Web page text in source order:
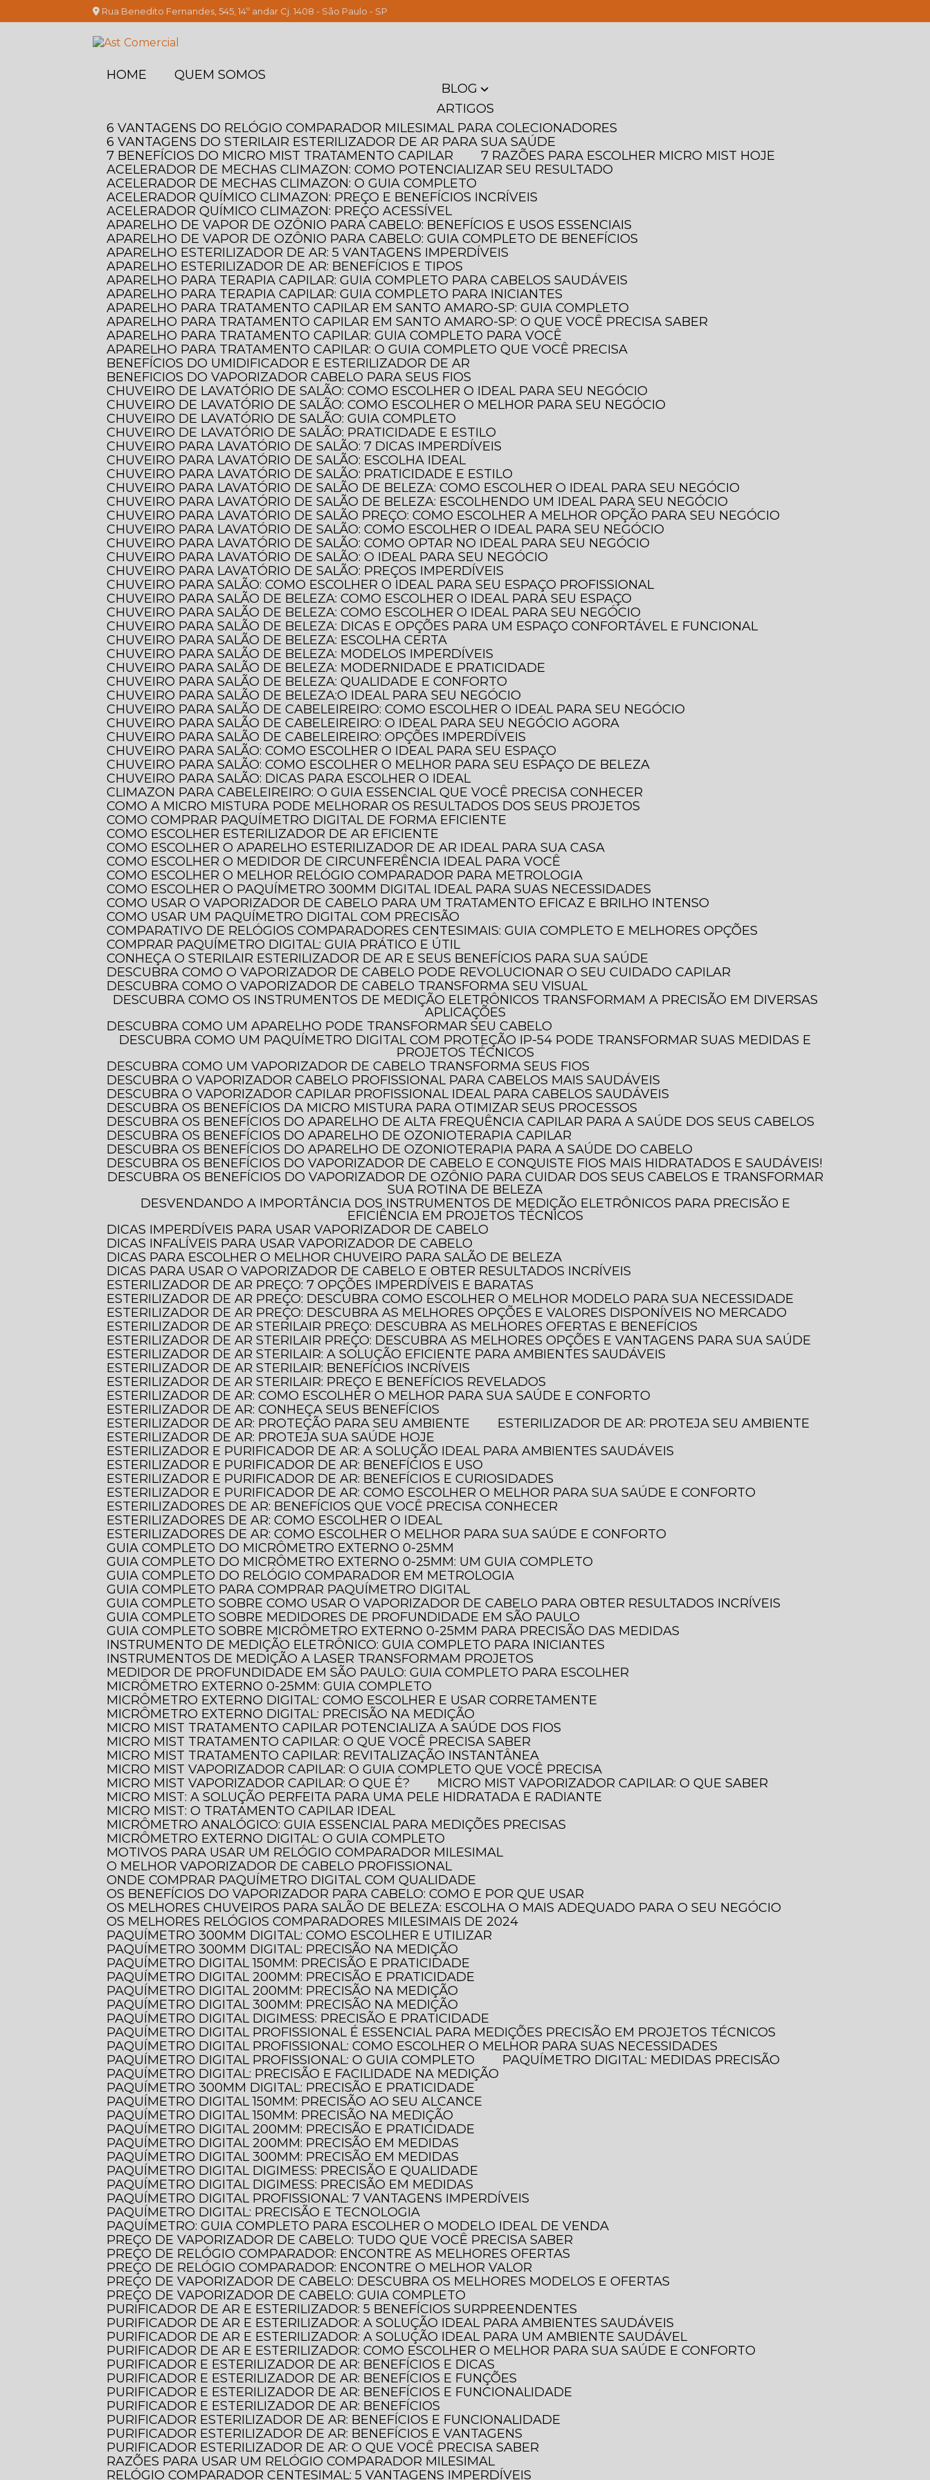
Rua Benedito Fernandes, 545, 14º andar Cj. 1408 - São Paulo - SP
HOME
QUEM SOMOS
BLOG
ARTIGOS
6 VANTAGENS DO RELÓGIO COMPARADOR MILESIMAL PARA COLECIONADORES
6 VANTAGENS DO STERILAIR ESTERILIZADOR DE AR PARA SUA SAÚDE
7 BENEFÍCIOS DO MICRO MIST TRATAMENTO CAPILAR
7 RAZÕES PARA ESCOLHER MICRO MIST HOJE
ACELERADOR DE MECHAS CLIMAZON: COMO POTENCIALIZAR SEU RESULTADO
ACELERADOR DE MECHAS CLIMAZON: O GUIA COMPLETO
ACELERADOR QUÍMICO CLIMAZON: PREÇO E BENEFÍCIOS INCRÍVEIS
ACELERADOR QUÍMICO CLIMAZON: PREÇO ACESSÍVEL
APARELHO DE VAPOR DE OZÔNIO PARA CABELO: BENEFÍCIOS E USOS ESSENCIAIS
APARELHO DE VAPOR DE OZÔNIO PARA CABELO: GUIA COMPLETO DE BENEFÍCIOS
APARELHO ESTERILIZADOR DE AR: 5 VANTAGENS IMPERDÍVEIS
APARELHO ESTERILIZADOR DE AR: BENEFÍCIOS E TIPOS
APARELHO PARA TERAPIA CAPILAR: GUIA COMPLETO PARA CABELOS SAUDÁVEIS
APARELHO PARA TERAPIA CAPILAR: GUIA COMPLETO PARA INICIANTES
APARELHO PARA TRATAMENTO CAPILAR EM SANTO AMARO-SP: GUIA COMPLETO
APARELHO PARA TRATAMENTO CAPILAR EM SANTO AMARO-SP: O QUE VOCÊ PRECISA SABER
APARELHO PARA TRATAMENTO CAPILAR: GUIA COMPLETO PARA VOCÊ
APARELHO PARA TRATAMENTO CAPILAR: O GUIA COMPLETO QUE VOCÊ PRECISA
BENEFÍCIOS DO UMIDIFICADOR E ESTERILIZADOR DE AR
BENEFICIOS DO VAPORIZADOR CABELO PARA SEUS FIOS
CHUVEIRO DE LAVATÓRIO DE SALÃO: COMO ESCOLHER O IDEAL PARA SEU NEGÓCIO
CHUVEIRO DE LAVATÓRIO DE SALÃO: COMO ESCOLHER O MELHOR PARA SEU NEGÓCIO
CHUVEIRO DE LAVATÓRIO DE SALÃO: GUIA COMPLETO
CHUVEIRO DE LAVATÓRIO DE SALÃO: PRATICIDADE E ESTILO
CHUVEIRO PARA LAVATÓRIO DE SALÃO: 7 DICAS IMPERDÍVEIS
CHUVEIRO PARA LAVATÓRIO DE SALÃO: ESCOLHA IDEAL
CHUVEIRO PARA LAVATÓRIO DE SALÃO: PRATICIDADE E ESTILO
CHUVEIRO PARA LAVATÓRIO DE SALÃO DE BELEZA: COMO ESCOLHER O IDEAL PARA SEU NEGÓCIO
CHUVEIRO PARA LAVATÓRIO DE SALÃO DE BELEZA: ESCOLHENDO UM IDEAL PARA SEU NEGÓCIO
CHUVEIRO PARA LAVATÓRIO DE SALÃO PREÇO: COMO ESCOLHER A MELHOR OPÇÃO PARA SEU NEGÓCIO
CHUVEIRO PARA LAVATÓRIO DE SALÃO: COMO ESCOLHER O IDEAL PARA SEU NEGÓCIO
CHUVEIRO PARA LAVATÓRIO DE SALÃO: COMO OPTAR NO IDEAL PARA SEU NEGÓCIO
CHUVEIRO PARA LAVATÓRIO DE SALÃO: O IDEAL PARA SEU NEGÓCIO
CHUVEIRO PARA LAVATÓRIO DE SALÃO: PREÇOS IMPERDÍVEIS
CHUVEIRO PARA SALÃO: COMO ESCOLHER O IDEAL PARA SEU ESPAÇO PROFISSIONAL
CHUVEIRO PARA SALÃO DE BELEZA: COMO ESCOLHER O IDEAL PARA SEU ESPAÇO
CHUVEIRO PARA SALÃO DE BELEZA: COMO ESCOLHER O IDEAL PARA SEU NEGÓCIO
CHUVEIRO PARA SALÃO DE BELEZA: DICAS E OPÇÕES PARA UM ESPAÇO CONFORTÁVEL E FUNCIONAL
CHUVEIRO PARA SALÃO DE BELEZA: ESCOLHA CERTA
CHUVEIRO PARA SALÃO DE BELEZA: MODELOS IMPERDÍVEIS
CHUVEIRO PARA SALÃO DE BELEZA: MODERNIDADE E PRATICIDADE
CHUVEIRO PARA SALÃO DE BELEZA: QUALIDADE E CONFORTO
CHUVEIRO PARA SALÃO DE BELEZA:O IDEAL PARA SEU NEGÓCIO
CHUVEIRO PARA SALÃO DE CABELEIREIRO: COMO ESCOLHER O IDEAL PARA SEU NEGÓCIO
CHUVEIRO PARA SALÃO DE CABELEIREIRO: O IDEAL PARA SEU NEGÓCIO AGORA
CHUVEIRO PARA SALÃO DE CABELEIREIRO: OPÇÕES IMPERDÍVEIS
CHUVEIRO PARA SALÃO: COMO ESCOLHER O IDEAL PARA SEU ESPAÇO
CHUVEIRO PARA SALÃO: COMO ESCOLHER O MELHOR PARA SEU ESPAÇO DE BELEZA
CHUVEIRO PARA SALÃO: DICAS PARA ESCOLHER O IDEAL
CLIMAZON PARA CABELEIREIRO: O GUIA ESSENCIAL QUE VOCÊ PRECISA CONHECER
COMO A MICRO MISTURA PODE MELHORAR OS RESULTADOS DOS SEUS PROJETOS
COMO COMPRAR PAQUÍMETRO DIGITAL DE FORMA EFICIENTE
COMO ESCOLHER ESTERILIZADOR DE AR EFICIENTE
COMO ESCOLHER O APARELHO ESTERILIZADOR DE AR IDEAL PARA SUA CASA
COMO ESCOLHER O MEDIDOR DE CIRCUNFERÊNCIA IDEAL PARA VOCÊ
COMO ESCOLHER O MELHOR RELÓGIO COMPARADOR PARA METROLOGIA
COMO ESCOLHER O PAQUÍMETRO 300MM DIGITAL IDEAL PARA SUAS NECESSIDADES
COMO USAR O VAPORIZADOR DE CABELO PARA UM TRATAMENTO EFICAZ E BRILHO INTENSO
COMO USAR UM PAQUÍMETRO DIGITAL COM PRECISÃO
COMPARATIVO DE RELÓGIOS COMPARADORES CENTESIMAIS: GUIA COMPLETO E MELHORES OPÇÕES
COMPRAR PAQUÍMETRO DIGITAL: GUIA PRÁTICO E ÚTIL
CONHEÇA O STERILAIR ESTERILIZADOR DE AR E SEUS BENEFÍCIOS PARA SUA SAÚDE
DESCUBRA COMO O VAPORIZADOR DE CABELO PODE REVOLUCIONAR O SEU CUIDADO CAPILAR
DESCUBRA COMO O VAPORIZADOR DE CABELO TRANSFORMA SEU VISUAL
DESCUBRA COMO OS INSTRUMENTOS DE MEDIÇÃO ELETRÔNICOS TRANSFORMAM A PRECISÃO EM DIVERSAS
APLICAÇÕES
DESCUBRA COMO UM APARELHO PODE TRANSFORMAR SEU CABELO
DESCUBRA COMO UM PAQUÍMETRO DIGITAL COM PROTEÇÃO IP-54 PODE TRANSFORMAR SUAS MEDIDAS E
PROJETOS TÉCNICOS
DESCUBRA COMO UM VAPORIZADOR DE CABELO TRANSFORMA SEUS FIOS
DESCUBRA O VAPORIZADOR CABELO PROFISSIONAL PARA CABELOS MAIS SAUDÁVEIS
DESCUBRA O VAPORIZADOR CAPILAR PROFISSIONAL IDEAL PARA CABELOS SAUDÁVEIS
DESCUBRA OS BENEFÍCIOS DA MICRO MISTURA PARA OTIMIZAR SEUS PROCESSOS
DESCUBRA OS BENEFÍCIOS DO APARELHO DE ALTA FREQUÊNCIA CAPILAR PARA A SAÚDE DOS SEUS CABELOS
DESCUBRA OS BENEFÍCIOS DO APARELHO DE OZONIOTERAPIA CAPILAR
DESCUBRA OS BENEFÍCIOS DO APARELHO DE OZONIOTERAPIA PARA A SAÚDE DO CABELO
DESCUBRA OS BENEFÍCIOS DO VAPORIZADOR DE CABELO E CONQUISTE FIOS MAIS HIDRATADOS E SAUDÁVEIS!
DESCUBRA OS BENEFÍCIOS DO VAPORIZADOR DE OZÔNIO PARA CUIDAR DOS SEUS CABELOS E TRANSFORMAR
SUA ROTINA DE BELEZA
DESVENDANDO A IMPORTÂNCIA DOS INSTRUMENTOS DE MEDIÇÃO ELETRÔNICOS PARA PRECISÃO E
EFICIÊNCIA EM PROJETOS TÉCNICOS
DICAS IMPERDÍVEIS PARA USAR VAPORIZADOR DE CABELO
DICAS INFALÍVEIS PARA USAR VAPORIZADOR DE CABELO
DICAS PARA ESCOLHER O MELHOR CHUVEIRO PARA SALÃO DE BELEZA
DICAS PARA USAR O VAPORIZADOR DE CABELO E OBTER RESULTADOS INCRÍVEIS
ESTERILIZADOR DE AR PREÇO: 7 OPÇÕES IMPERDÍVEIS E BARATAS
ESTERILIZADOR DE AR PREÇO: DESCUBRA COMO ESCOLHER O MELHOR MODELO PARA SUA NECESSIDADE
ESTERILIZADOR DE AR PREÇO: DESCUBRA AS MELHORES OPÇÕES E VALORES DISPONÍVEIS NO MERCADO
ESTERILIZADOR DE AR STERILAIR PREÇO: DESCUBRA AS MELHORES OFERTAS E BENEFÍCIOS
ESTERILIZADOR DE AR STERILAIR PREÇO: DESCUBRA AS MELHORES OPÇÕES E VANTAGENS PARA SUA SAÚDE
ESTERILIZADOR DE AR STERILAIR: A SOLUÇÃO EFICIENTE PARA AMBIENTES SAUDÁVEIS
ESTERILIZADOR DE AR STERILAIR: BENEFÍCIOS INCRÍVEIS
ESTERILIZADOR DE AR STERILAIR: PREÇO E BENEFÍCIOS REVELADOS
ESTERILIZADOR DE AR: COMO ESCOLHER O MELHOR PARA SUA SAÚDE E CONFORTO
ESTERILIZADOR DE AR: CONHEÇA SEUS BENEFÍCIOS
ESTERILIZADOR DE AR: PROTEÇÃO PARA SEU AMBIENTE
ESTERILIZADOR DE AR: PROTEJA SEU AMBIENTE
ESTERILIZADOR DE AR: PROTEJA SUA SAÚDE HOJE
ESTERILIZADOR E PURIFICADOR DE AR: A SOLUÇÃO IDEAL PARA AMBIENTES SAUDÁVEIS
ESTERILIZADOR E PURIFICADOR DE AR: BENEFÍCIOS E USO
ESTERILIZADOR E PURIFICADOR DE AR: BENEFÍCIOS E CURIOSIDADES
ESTERILIZADOR E PURIFICADOR DE AR: COMO ESCOLHER O MELHOR PARA SUA SAÚDE E CONFORTO
ESTERILIZADORES DE AR: BENEFÍCIOS QUE VOCÊ PRECISA CONHECER
ESTERILIZADORES DE AR: COMO ESCOLHER O IDEAL
ESTERILIZADORES DE AR: COMO ESCOLHER O MELHOR PARA SUA SAÚDE E CONFORTO
GUIA COMPLETO DO MICRÔMETRO EXTERNO 0-25MM
GUIA COMPLETO DO MICRÔMETRO EXTERNO 0-25MM: UM GUIA COMPLETO
GUIA COMPLETO DO RELÓGIO COMPARADOR EM METROLOGIA
GUIA COMPLETO PARA COMPRAR PAQUÍMETRO DIGITAL
GUIA COMPLETO SOBRE COMO USAR O VAPORIZADOR DE CABELO PARA OBTER RESULTADOS INCRÍVEIS
GUIA COMPLETO SOBRE MEDIDORES DE PROFUNDIDADE EM SÃO PAULO
GUIA COMPLETO SOBRE MICRÔMETRO EXTERNO 0-25MM PARA PRECISÃO DAS MEDIDAS
INSTRUMENTO DE MEDIÇÃO ELETRÔNICO: GUIA COMPLETO PARA INICIANTES
INSTRUMENTOS DE MEDIÇÃO A LASER TRANSFORMAM PROJETOS
MEDIDOR DE PROFUNDIDADE EM SÃO PAULO: GUIA COMPLETO PARA ESCOLHER
MICRÔMETRO EXTERNO 0-25MM: GUIA COMPLETO
MICRÔMETRO EXTERNO DIGITAL: COMO ESCOLHER E USAR CORRETAMENTE
MICRÔMETRO EXTERNO DIGITAL: PRECISÃO NA MEDIÇÃO
MICRO MIST TRATAMENTO CAPILAR POTENCIALIZA A SAÚDE DOS FIOS
MICRO MIST TRATAMENTO CAPILAR: O QUE VOCÊ PRECISA SABER
MICRO MIST TRATAMENTO CAPILAR: REVITALIZAÇÃO INSTANTÂNEA
MICRO MIST VAPORIZADOR CAPILAR: O GUIA COMPLETO QUE VOCÊ PRECISA
MICRO MIST VAPORIZADOR CAPILAR: O QUE É?
MICRO MIST VAPORIZADOR CAPILAR: O QUE SABER
MICRO MIST: A SOLUÇÃO PERFEITA PARA UMA PELE HIDRATADA E RADIANTE
MICRO MIST: O TRATAMENTO CAPILAR IDEAL
MICRÔMETRO ANALÓGICO: GUIA ESSENCIAL PARA MEDIÇÕES PRECISAS
MICRÔMETRO EXTERNO DIGITAL: O GUIA COMPLETO
MOTIVOS PARA USAR UM RELÓGIO COMPARADOR MILESIMAL
O MELHOR VAPORIZADOR DE CABELO PROFISSIONAL
ONDE COMPRAR PAQUÍMETRO DIGITAL COM QUALIDADE
OS BENEFÍCIOS DO VAPORIZADOR PARA CABELO: COMO E POR QUE USAR
OS MELHORES CHUVEIROS PARA SALÃO DE BELEZA: ESCOLHA O MAIS ADEQUADO PARA O SEU NEGÓCIO
OS MELHORES RELÓGIOS COMPARADORES MILESIMAIS DE 2024
PAQUÍMETRO 300MM DIGITAL: COMO ESCOLHER E UTILIZAR
PAQUÍMETRO 300MM DIGITAL: PRECISÃO NA MEDIÇÃO
PAQUÍMETRO DIGITAL 150MM: PRECISÃO E PRATICIDADE
PAQUÍMETRO DIGITAL 200MM: PRECISÃO E PRATICIDADE
PAQUÍMETRO DIGITAL 200MM: PRECISÃO NA MEDIÇÃO
PAQUÍMETRO DIGITAL 300MM: PRECISÃO NA MEDIÇÃO
PAQUÍMETRO DIGITAL DIGIMESS: PRECISÃO E PRATICIDADE
PAQUÍMETRO DIGITAL PROFISSIONAL É ESSENCIAL PARA MEDIÇÕES PRECISÃO EM PROJETOS TÉCNICOS
PAQUÍMETRO DIGITAL PROFISSIONAL: COMO ESCOLHER O MELHOR PARA SUAS NECESSIDADES
PAQUÍMETRO DIGITAL PROFISSIONAL: O GUIA COMPLETO
PAQUÍMETRO DIGITAL: MEDIDAS PRECISÃO
PAQUÍMETRO DIGITAL: PRECISÃO E FACILIDADE NA MEDIÇÃO
PAQUÍMETRO 300MM DIGITAL: PRECISÃO E PRATICIDADE
PAQUÍMETRO DIGITAL 150MM: PRECISÃO AO SEU ALCANCE
PAQUÍMETRO DIGITAL 150MM: PRECISÃO NA MEDIÇÃO
PAQUÍMETRO DIGITAL 200MM: PRECISÃO E PRATICIDADE
PAQUÍMETRO DIGITAL 200MM: PRECISÃO EM MEDIDAS
PAQUÍMETRO DIGITAL 300MM: PRECISÃO EM MEDIDAS
PAQUÍMETRO DIGITAL DIGIMESS: PRECISÃO E QUALIDADE
PAQUÍMETRO DIGITAL DIGIMESS: PRECISÃO EM MEDIDAS
PAQUÍMETRO DIGITAL PROFISSIONAL: 7 VANTAGENS IMPERDÍVEIS
PAQUÍMETRO DIGITAL: PRECISÃO E TECNOLOGIA
PAQUÍMETRO: GUIA COMPLETO PARA ESCOLHER O MODELO IDEAL DE VENDA
PREÇO DE VAPORIZADOR DE CABELO: TUDO QUE VOCÊ PRECISA SABER
PREÇO DE RELÓGIO COMPARADOR: ENCONTRE AS MELHORES OFERTAS
PREÇO DE RELÓGIO COMPARADOR: ENCONTRE O MELHOR VALOR
PREÇO DE VAPORIZADOR DE CABELO: DESCUBRA OS MELHORES MODELOS E OFERTAS
PREÇO DE VAPORIZADOR DE CABELO: GUIA COMPLETO
PURIFICADOR DE AR E ESTERILIZADOR: 5 BENEFÍCIOS SURPREENDENTES
PURIFICADOR DE AR E ESTERILIZADOR: A SOLUÇÃO IDEAL PARA AMBIENTES SAUDÁVEIS
PURIFICADOR DE AR E ESTERILIZADOR: A SOLUÇÃO IDEAL PARA UM AMBIENTE SAUDÁVEL
PURIFICADOR DE AR E ESTERILIZADOR: COMO ESCOLHER O MELHOR PARA SUA SAÚDE E CONFORTO
PURIFICADOR E ESTERILIZADOR DE AR: BENEFÍCIOS E DICAS
PURIFICADOR E ESTERILIZADOR DE AR: BENEFÍCIOS E FUNÇÕES
PURIFICADOR E ESTERILIZADOR DE AR: BENEFÍCIOS E FUNCIONALIDADE
PURIFICADOR E ESTERILIZADOR DE AR: BENEFÍCIOS
PURIFICADOR ESTERILIZADOR DE AR: BENEFÍCIOS E FUNCIONALIDADE
PURIFICADOR ESTERILIZADOR DE AR: BENEFÍCIOS E VANTAGENS
PURIFICADOR ESTERILIZADOR DE AR: O QUE VOCÊ PRECISA SABER
RAZÕES PARA USAR UM RELÓGIO COMPARADOR MILESIMAL
RELÓGIO COMPARADOR CENTESIMAL: 5 VANTAGENS IMPERDÍVEIS